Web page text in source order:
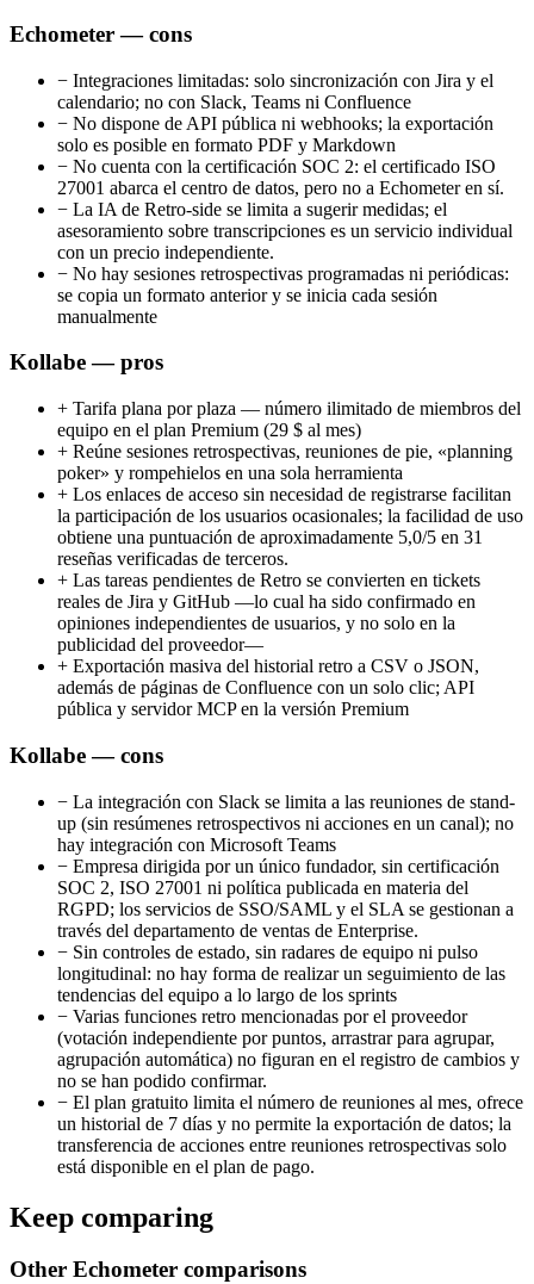
Echometer — cons
− Integraciones limitadas: solo sincronización con Jira y el
calendario; no con Slack, Teams ni Confluence
− No dispone de API pública ni webhooks; la exportación
solo es posible en formato PDF y Markdown
− No cuenta con la certificación SOC 2: el certificado ISO
27001 abarca el centro de datos, pero no a Echometer en sí.
− La IA de Retro-side se limita a sugerir medidas; el
asesoramiento sobre transcripciones es un servicio individual
con un precio independiente.
− No hay sesiones retrospectivas programadas ni periódicas:
se copia un formato anterior y se inicia cada sesión
manualmente
Kollabe — pros
+ Tarifa plana por plaza — número ilimitado de miembros del
equipo en el plan Premium (29 $ al mes)
+ Reúne sesiones retrospectivas, reuniones de pie, «planning
poker» y rompehielos en una sola herramienta
+ Los enlaces de acceso sin necesidad de registrarse facilitan
la participación de los usuarios ocasionales; la facilidad de uso
obtiene una puntuación de aproximadamente 5,0/5 en 31
reseñas verificadas de terceros.
+ Las tareas pendientes de Retro se convierten en tickets
reales de Jira y GitHub —lo cual ha sido confirmado en
opiniones independientes de usuarios, y no solo en la
publicidad del proveedor—
+ Exportación masiva del historial retro a CSV o JSON,
además de páginas de Confluence con un solo clic; API
pública y servidor MCP en la versión Premium
Kollabe — cons
− La integración con Slack se limita a las reuniones de stand-
up (sin resúmenes retrospectivos ni acciones en un canal); no
hay integración con Microsoft Teams
− Empresa dirigida por un único fundador, sin certificación
SOC 2, ISO 27001 ni política publicada en materia del
RGPD; los servicios de SSO/SAML y el SLA se gestionan a
través del departamento de ventas de Enterprise.
− Sin controles de estado, sin radares de equipo ni pulso
longitudinal: no hay forma de realizar un seguimiento de las
tendencias del equipo a lo largo de los sprints
− Varias funciones retro mencionadas por el proveedor
(votación independiente por puntos, arrastrar para agrupar,
agrupación automática) no figuran en el registro de cambios y
no se han podido confirmar.
− El plan gratuito limita el número de reuniones al mes, ofrece
un historial de 7 días y no permite la exportación de datos; la
transferencia de acciones entre reuniones retrospectivas solo
está disponible en el plan de pago.
Keep comparing
Other Echometer comparisons